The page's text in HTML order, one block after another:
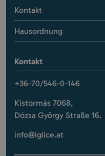
Kontakt
Hausordnung
Kontakt
+36-70/546-0-146
Kistormás 7068,
Dózsa György Straße 16.
info@iglice.at